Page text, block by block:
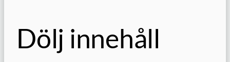
Dölj innehåll